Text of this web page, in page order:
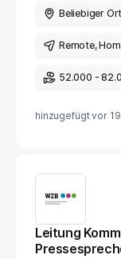
Beliebiger Ort
Remote,
52.000 -
hinzugefügt vor
Leitung